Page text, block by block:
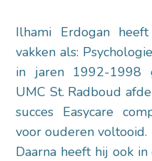
Ilhami Erdogan
vakken als:
in jaren 1992-1998
UMC St. Radboud
succes Easycare
voor ouderen voltooid.
Daarna heeft hij ook